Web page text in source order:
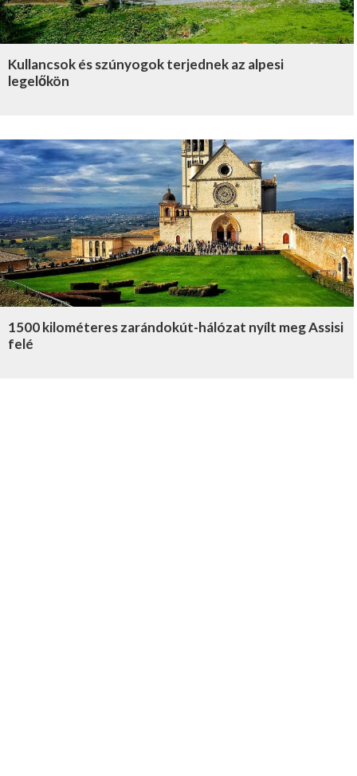
Kullancsok és szúnyogok terjednek az alpesi
legelőkön
1500 kilométeres zarándokút-hálózat nyílt meg Assisi
felé